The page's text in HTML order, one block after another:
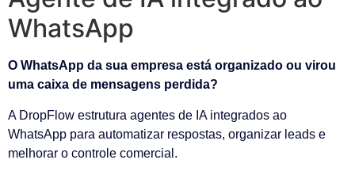
WhatsApp
O WhatsApp da sua empresa está organizado ou virou
uma caixa de mensagens perdida?
A DropFlow estrutura agentes de IA integrados ao
WhatsApp para automatizar respostas, organizar leads e
melhorar o controle comercial.